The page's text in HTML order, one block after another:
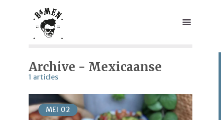
Archive - Mexicaanse
1 articles
MEI 02